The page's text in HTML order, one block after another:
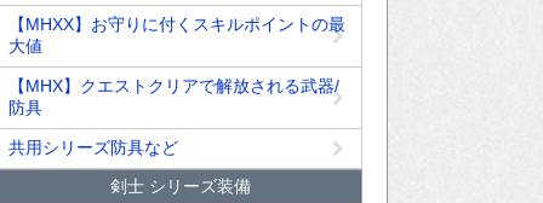
【MHXX】お守りに付くスキルポイントの最
大値
【MHX】クエストクリアで解放される武器/
防具
共用シリーズ防具など
剣士 シリーズ装備